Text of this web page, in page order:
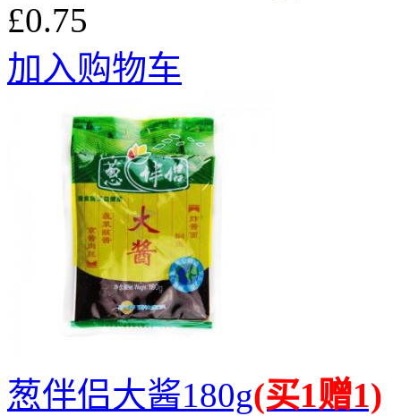
£0.75
加入购物车
葱伴侣大酱180g(买1赠1)